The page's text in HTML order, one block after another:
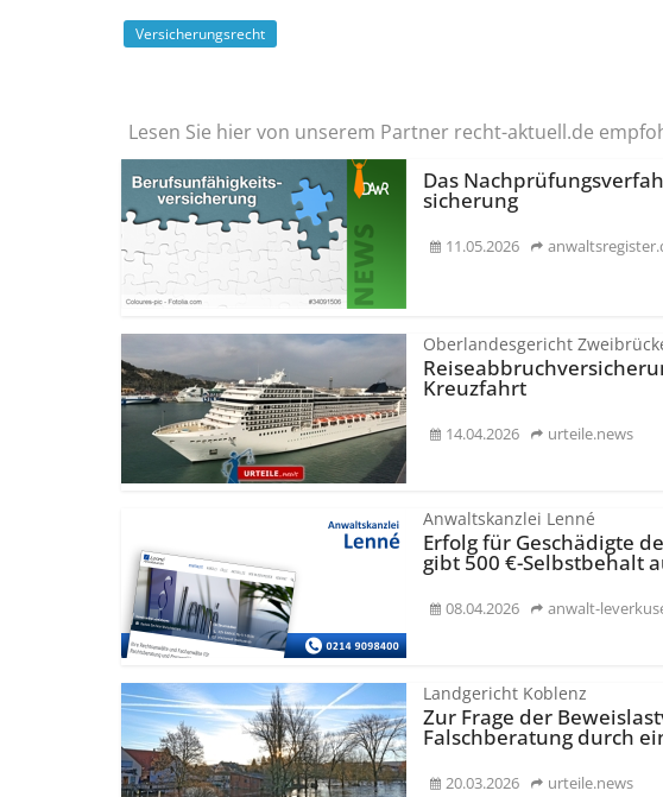
Versicherungsrecht
Lesen Sie hier von unserem Partner recht-aktuell.de
Das
sicherung
11.05.2026
Oberlandesgericht
Kreuzfahrt
14.04.2026 urteile.news
Anwaltskanzlei Lenné
Erfolg für Geschädigte
gibt 500 €-Selbstbehalt
08.04.2026 anwalt-
Landgericht Koblenz
Zur Frage der
Falschberatung durch
20.03.2026 urteile.news